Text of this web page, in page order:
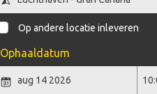
Op andere locatie inleveren
Ophaaldatum